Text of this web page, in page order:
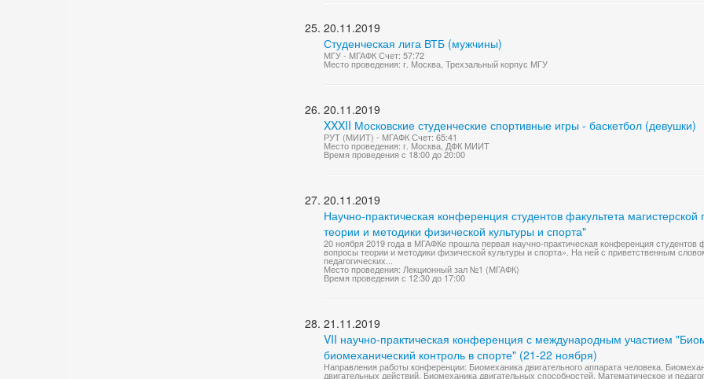
20.11.2019
Студенческая лига ВТБ (мужчины)
МГУ - МГАФК Счет: 57:72
Место проведения: г. Москва, Трехзальный корпус МГУ
20.11.2019
XXXII Московские студенческие спортивные игры - баскетбол (девушки)
РУТ (МИИТ) - МГАФК Счет: 65:41
Место проведения: г. Москва, ДФК МИИТ
Время проведения с 18:00 до 20:00
20.11.2019
Научно-практическая конференция студентов факультета
теории и методики физической культуры и спорта"
20 ноября 2019 года в МГАФКе прошла первая научно-практическая конференция студентов
вопросы теории и методики физической культуры и спорта». На ней с приветственным
педагогических...
Место проведения: Лекционный зал №1 (МГАФК)
Время проведения с 12:30 до 17:00
21.11.2019
VII научно-практическая конференция с международным участием
биомеханический контроль в спорте" (21-22 ноября)
Направления работы конференции: Биомеханика двигательного аппарата человека.
двигательных действий. Биомеханика двигательных способностей. Математическое и